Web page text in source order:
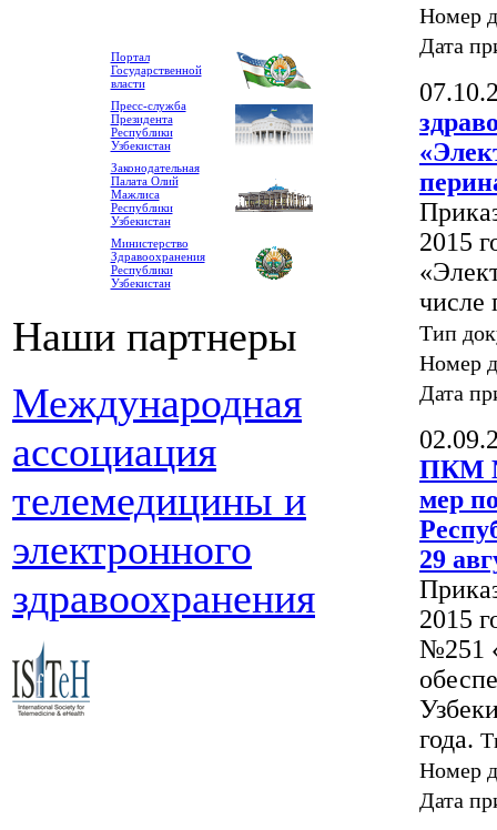
Портал
Государственной
власти
Пресс-служба
Президента
Республики
Узбекистан
Законодательная
Палата Олий
Мажлиса
Республики
Узбекистан
Министерство
Здравоохранения
Республики
Узбекистан
Наши партнеры
Международная
ассоциация
телемедицины и
электронного
здравоохранения
Номер
Дата
2015
числе
Тип
Номер
Дата
ПКМ
мер
29
2015
№251
года.
Номер
Дата